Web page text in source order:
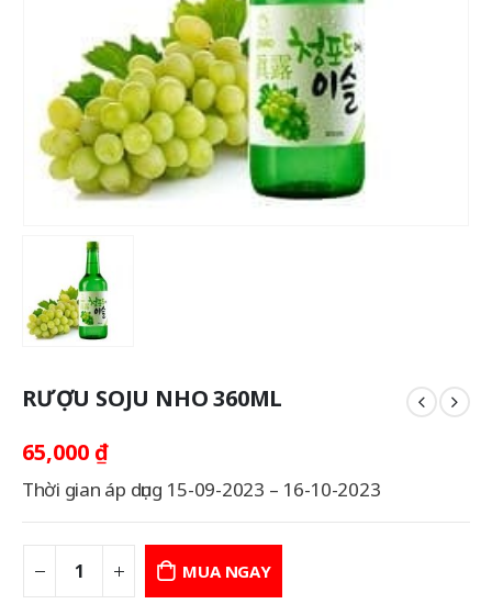
RƯỢU SOJU NHO 360ML
65,000 ₫
Thời gian áp dụng 15-09-2023 – 16-10-2023
MUA NGAY